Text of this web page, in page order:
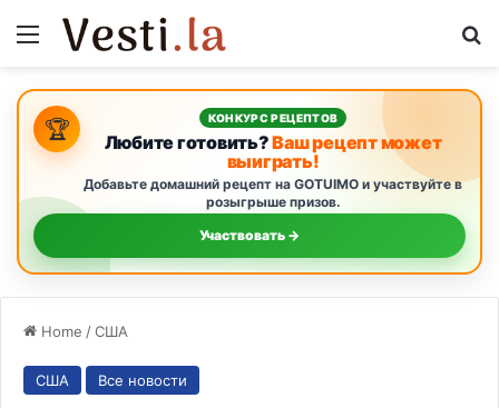
Menu
🏆 КОНКУРС РЕЦЕПТОВ
Любите готовить?Ваш рецепт может
выиграть!
Добавьте домашний рецепт на GOTUIMO и участвуйте в
розыгрыше призов.
Участвовать →
Home /США
США Все новости